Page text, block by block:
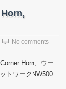
Horn,
No comments
Horn、ウー
トワークNW500